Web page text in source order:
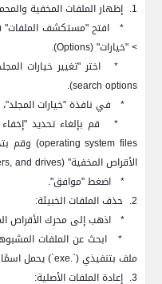
1. إظهار الملفات المخفية
* افتح "مستكشف الملفات"
> "خيارات" (Options
).
*
اختر "تغيير خيارات
search options
).
* في نافذة "خيارات
*
قم بإلغاء تحديد
operating system files) وقم
الأقراص المخفية" (and drives
* اضغط "موافق".
2. حذف الملفات الخبيثة:
* اذهب إلى محرك الأقراص
*
ابحث عن الملفات
ملف بتنفيذي (`.exe`) يحمل
3. إعادة الملفات الأصلية: